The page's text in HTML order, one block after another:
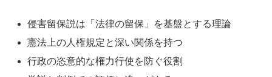
侵害留保説は「法律の留保」を基盤とする理論
憲法上の人権規定と深い関係を持つ
行政の恣意的な権力行使を防ぐ役割